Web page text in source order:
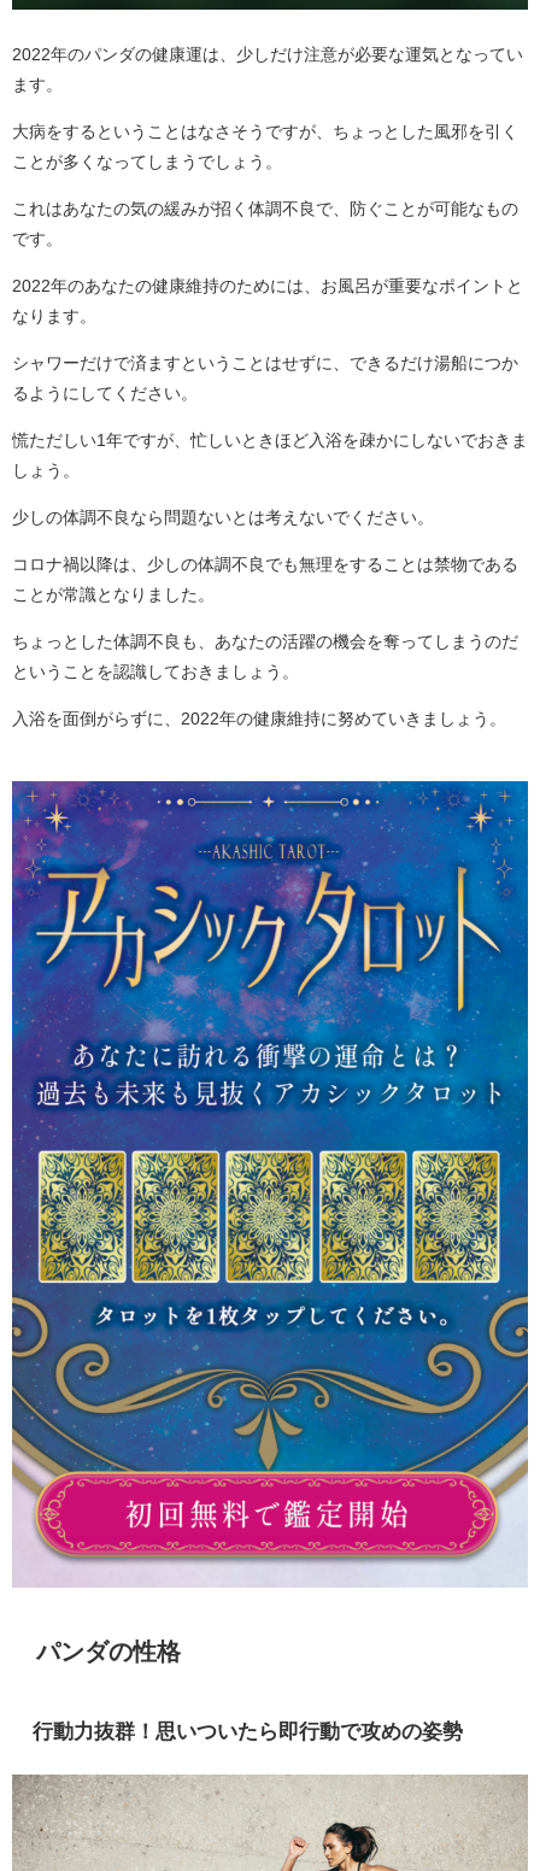
2022年のパンダの健康運は、少しだけ注意が必要な運気となってい
ます。
大病をするということはなさそうですが、ちょっとした風邪を引く
ことが多くなってしまうでしょう。
これはあなたの気の緩みが招く体調不良で、防ぐことが可能なもの
です。
2022年のあなたの健康維持のためには、お風呂が重要なポイントと
なります。
シャワーだけで済ますということはせずに、できるだけ湯船につか
るようにしてください。
慌ただしい1年ですが、忙しいときほど入浴を疎かにしないでおきま
しょう。
少しの体調不良なら問題ないとは考えないでください。
コロナ禍以降は、少しの体調不良でも無理をすることは禁物である
ことが常識となりました。
ちょっとした体調不良も、あなたの活躍の機会を奪ってしまうのだ
ということを認識しておきましょう。
入浴を面倒がらずに、2022年の健康維持に努めていきましょう。
パンダの性格
行動力抜群！思いついたら即行動で攻めの姿勢